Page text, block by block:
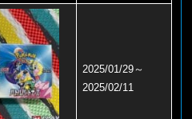
2025/01/29～
2025/02/11